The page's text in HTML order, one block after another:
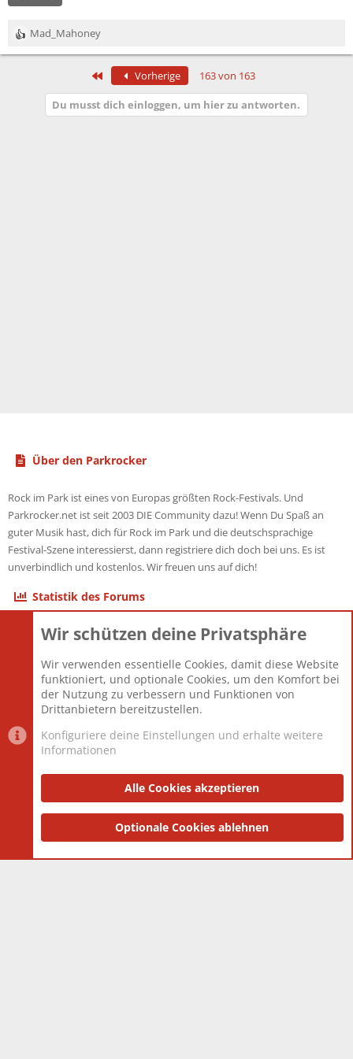
R
e
Mad_Mahoney
Erste Vorherige 163 von 163
Du musst dich einloggen, um hier zu antworten.
Über den Parkrocker
Rock im Park ist eines von Europas größten Rock-Festivals. Und
Parkrocker.net ist seit 2003 DIE Community dazu! Wenn Du Spaß an
guter Musik hast, dich für Rock im Park und die deutschsprachige
Festival-Szene interessierst, dann registriere dich doch bei uns. Es ist
unverbindlich und kostenlos. Wir freuen uns auf dich!
Statistik des Forums
Themen
Mitglieder
12.427
Neuestes Mitglied
Berlin
Datenschutzerklärung Impressum
Community platform by XenForo® © 2010-2025 XenForo Ltd.
and add-ons by ThemeHouse
Wir schützen deine Privatsphäre
Wir verwenden essentielle Cookies, damit diese Website
funktioniert, und optionale Cookies, um den Komfort bei
der Nutzung zu verbessern und Funktionen von
Drittanbietern bereitzustellen.
Konfiguriere deine Einstellungen und erhalte weitere
Informationen
Alle Cookies akzeptieren
Optionale Cookies ablehnen